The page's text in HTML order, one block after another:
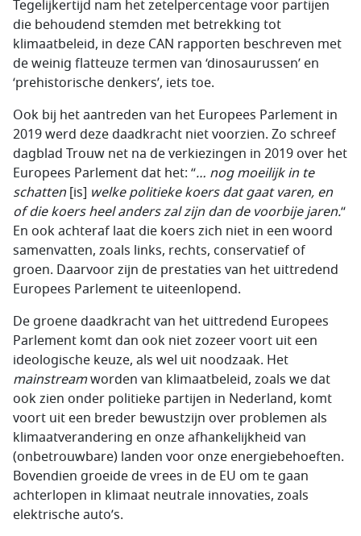
Tegelijkertijd nam het zetelpercentage voor partijen
die behoudend stemden met betrekking tot
klimaatbeleid, in deze CAN rapporten beschreven met
de weinig flatteuze termen van ‘dinosaurussen’ en
‘prehistorische denkers’, iets toe.
Ook bij het aantreden van het Europees Parlement in
2019 werd deze daadkracht niet voorzien. Zo schreef
dagblad Trouw net na de verkiezingen in 2019 over het
Europees Parlement dat het: “… nog moeilijk in te
schatten [is] welke politieke koers dat gaat varen, en
of die koers heel anders zal zijn dan de voorbije jaren.“
En ook achteraf laat die koers zich niet in een woord
samenvatten, zoals links, rechts, conservatief of
groen. Daarvoor zijn de prestaties van het uittredend
Europees Parlement te uiteenlopend.
De groene daadkracht van het uittredend Europees
Parlement komt dan ook niet zozeer voort uit een
ideologische keuze, als wel uit noodzaak. Het
mainstreamworden van klimaatbeleid, zoals we dat
ook zien onder politieke partijen in Nederland, komt
voort uit een breder bewustzijn over problemen als
klimaatverandering en onze afhankelijkheid van
(onbetrouwbare) landen voor onze energiebehoeften.
Bovendien groeide de vrees in de EU om te gaan
achterlopen in klimaat neutrale innovaties, zoals
elektrische auto’s.